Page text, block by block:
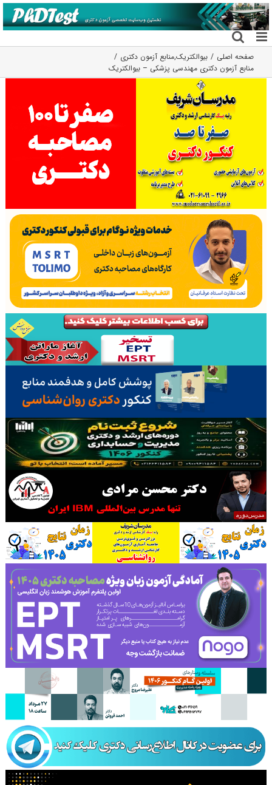
رفتن
به
محتوا
صفحه اصلی بیوالکتریک,منابع آزمون دکتری
منابع آزمون دکتری مهندسی پزشکی – بیوالکتریک